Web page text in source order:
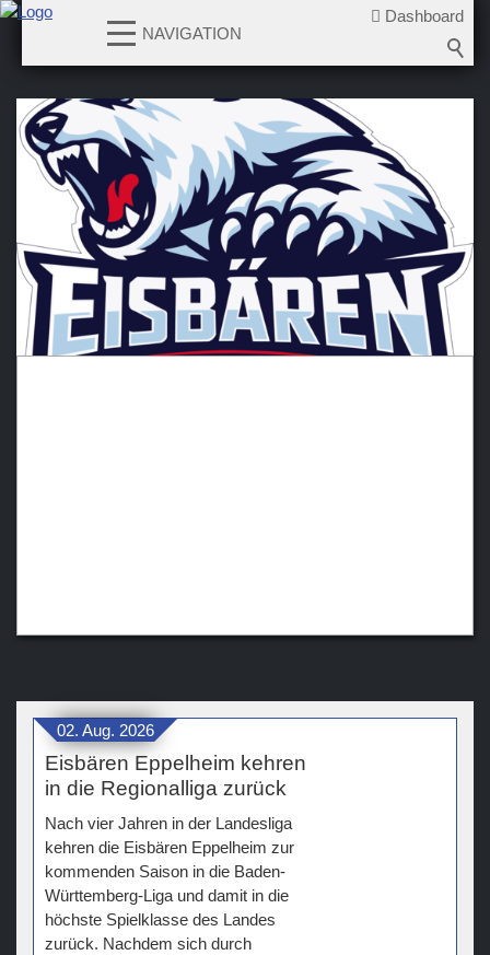
Dashboard
NAVIGATION
News
Teams
Verein
Sponsoren / Partner
Fanzone
02. Aug. 2026
Eisbären Eppelheim kehren
in die Regionalliga zurück
Nach vier Jahren in der Landesliga
kehren die Eisbären Eppelheim zur
kommenden Saison in die Baden-
Württemberg-Liga und damit in die
höchste Spielklasse des Landes
zurück. Nachdem sich durch